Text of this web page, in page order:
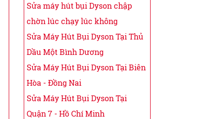
Sửa máy hút bụi Dyson chập
chờn lúc chạy lúc không
Sửa Máy Hút Bụi Dyson Tại Thủ
Dầu Một Bình Dương
Sửa Máy Hút Bụi Dyson Tại Biên
Hòa - Đồng Nai
Sửa Máy Hút Bụi Dyson Tại
Quận 7 - Hồ Chí Minh